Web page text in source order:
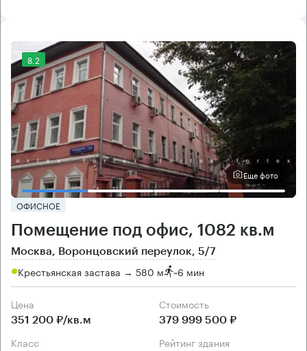
8.2
Еще фото
ОФИСНОЕ
Помещение под офис, 1082 кв.м
Москва, Воронцовский переулок, 5/7
Крестьянская застава → 580 м ~6 мин
Цена
351 200 ₽/кв.м
Cтоимость
379 999 500 ₽
класс рейтинг здания